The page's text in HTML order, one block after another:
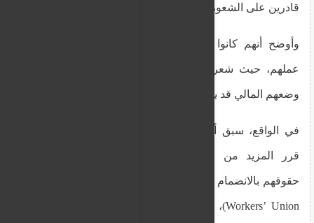
قادرين على الشعور بالراحة.
وأوضح أنهم كانوا خائفين بشكل فظيع من أصحاب
عملهم، حيث شعروا أن لقاءهم بالمالطيين لتحسين
وضعهم المالي قد يوقعهم في مشكلة خطيرة.
قرر المزيد من عمال التوصيل النضال من أجل
Workers’ Union)، هدد أصحاب العمل بعدم الاقتراب